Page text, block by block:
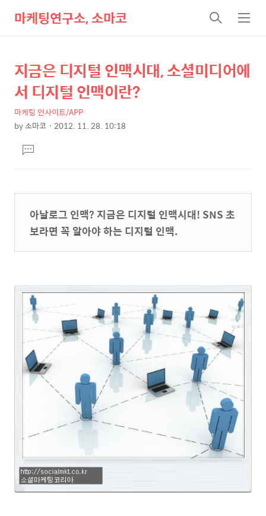
마케팅연구소, 소마코
검
색
메
뉴
상
세
텐
본
제
목
지금은 디지털 인맥시대, 소셜미디어에
서 디지털 인맥이란?
마케팅 인사이트/APP
by소마코 2012. 11. 28. 10:18
문댓
글
아날로그 인맥? 지금은 디지털 인맥시대! SNS 초
보라면 꼭 알아야 하는 디지털 인맥.